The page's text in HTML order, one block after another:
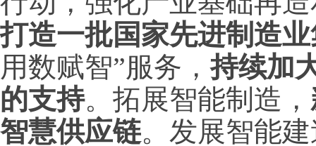
打造一批国家先进制造
用数赋智”服务，持续加
的支持。拓展智能制造，
智慧供应链。发展智能